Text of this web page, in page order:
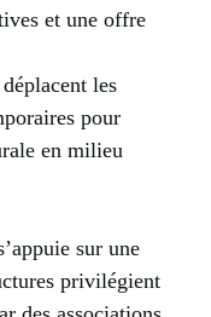
et une offre
les
pour
en milieu
sur une
privilégient